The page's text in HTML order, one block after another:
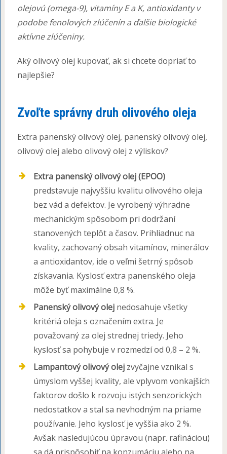
olejovú (omega-9), vitamíny E a K, antioxidanty v
podobe fenolových zlúčenín a ďalšie biologické
aktívne zlúčeniny.
Aký olivový olej kupovať, ak si chcete dopriať to
najlepšie?
Zvoľte správny druh olivového oleja
Extra panenský olivový olej, panenský olivový olej,
olivový olej alebo olivový olej z výliskov?
Extra panenský olivový olej (EPOO)
predstavuje najvyššiu kvalitu olivového oleja
bez vád a defektov. Je vyrobený výhradne
mechanickým spôsobom pri dodržaní
stanovených teplôt a časov. Prihliadnuc na
kvality, zachovaný obsah vitamínov, minerálov
a antioxidantov, ide o veľmi šetrný spôsob
získavania. Kyslosť extra panenského oleja
môže byť maximálne 0,8 %.
Panenský olivový olejnedosahuje všetky
kritériá oleja s označením extra. Je
považovaný za olej strednej triedy. Jeho
kyslosť sa pohybuje v rozmedzí od 0,8 – 2 %.
Lampantový olivový olejzvyčajne vznikal s
úmyslom vyššej kvality, ale vplyvom vonkajších
faktorov došlo k rozvoju istých senzorických
nedostatkov a stal sa nevhodným na priame
používanie. Jeho kyslosť je vyššia ako 2 %.
Avšak nasledujúcou úpravou (napr. rafináciou)